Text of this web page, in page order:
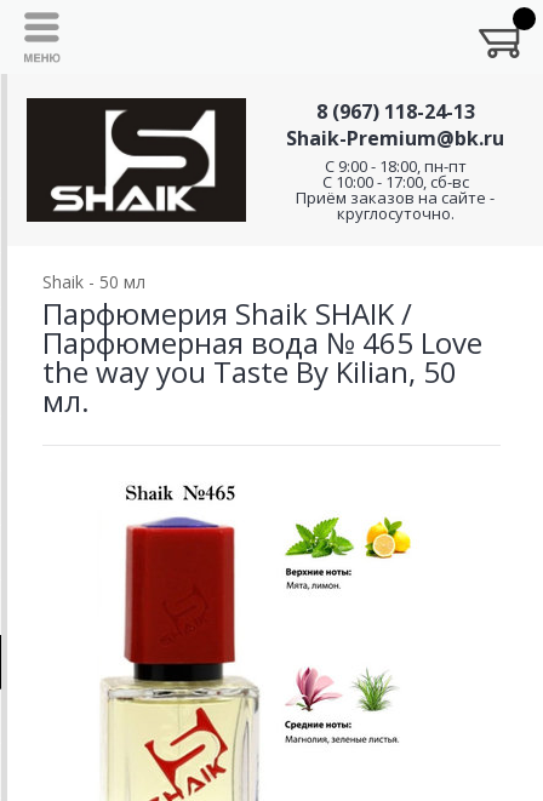
8 (967) 118-24-13
Shaik-Premium@bk.ru
C 9:00 - 18:00, пн-пт
С 10:00 - 17:00, сб-вс
Приём заказов на сайте -
круглосуточно.
Shaik - 50 мл
Парфюмерия Shaik SHAIK /
Парфюмерная вода № 465 Love
the way you Taste By Kilian, 50
мл.